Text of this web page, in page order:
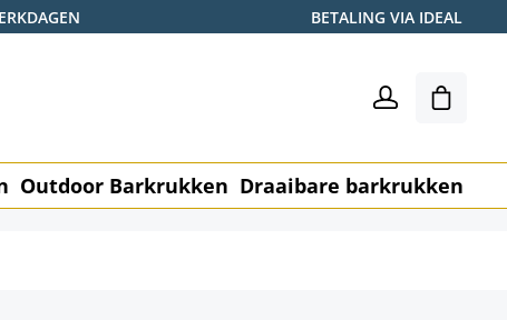
BETALING VIA IDEAL
Outdoor Barkrukken Draaibare barkrukken